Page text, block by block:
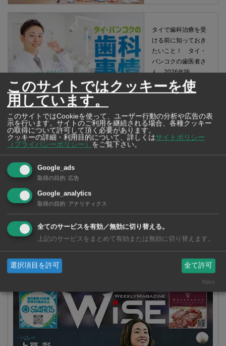
タイで歯科治療を受
ける前に知っておき
たいこと！ タイ・
バンコクの歯医者さ
ん 2026年版
週刊ワイズ 最新号 - No.1037 - 2026年8月5日号
このサイトではクッキーを使
用しています。
このサイトではCookieを使って、ユーザー行動の分析や広告の表
示を行います。サイトのご利用を継続される場合、各種クッキー
の取得について許可して頂く必要があります。
クッキーの詳細・利用目的について、詳しくはサイトポリシー
（プライバシーポリシー）
をご覧下さい。
Google_ads
取得の目的: 広告
Google_analytics
取得の目的: アナリティクス
全てのサービスを有効／無効に切り替える。
上記のサービスをまとめて有効または無効に切り替えます。
選択項目を許可 全て許可
Klaro